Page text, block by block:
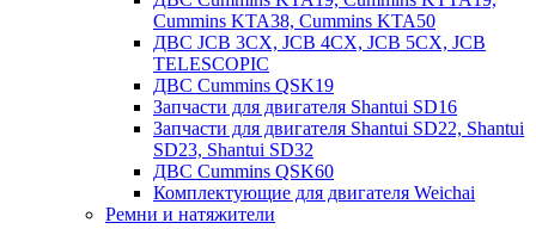
Cummins KTA38, Cummins KTA50
ДВС JCB 3CX, JCB 4CX, JCB 5CX, JCB
TELESCOPIC
ДВС Cummins QSK19
Запчасти для двигателя Shantui SD16
Запчасти для двигателя Shantui SD22, Shantui
SD23, Shantui SD32
ДВС Cummins QSK60
Комплектующие для двигателя Weichai
Ремни и натяжители